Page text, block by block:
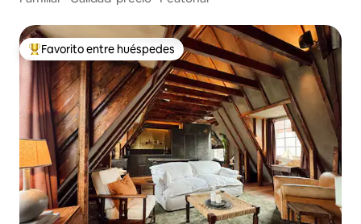
Favorito entre huéspedes preferido
Favorito entre huéspedes